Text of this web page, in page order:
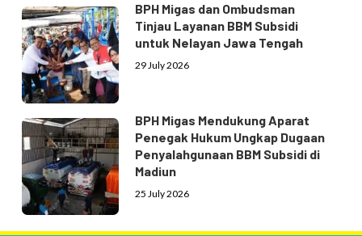
BPH Migas dan Ombudsman
Tinjau Layanan BBM Subsidi
untuk Nelayan Jawa Tengah
29 July 2026
BPH Migas Mendukung Aparat
Penegak Hukum Ungkap Dugaan
Penyalahgunaan BBM Subsidi di
Madiun
25 July 2026